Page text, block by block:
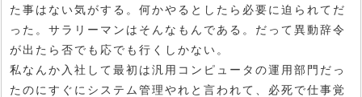
た事はない気がする。何かやるとしたら必要に迫られてだ
った。サラリーマンはそんなもんである。だって異動辞令
が出たら否でも応でも行くしかない。
私なんか入社して最初は汎用コンピュータの運用部門だっ
たのにすぐにシステム管理やれと言われて、必死で仕事覚